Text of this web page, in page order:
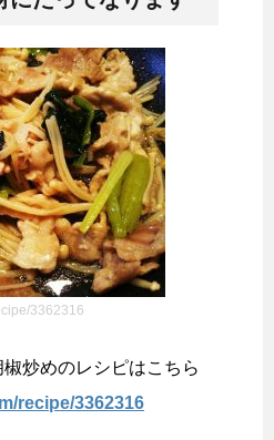
3362316
炒めのレシピはこちら
recipe/3362316